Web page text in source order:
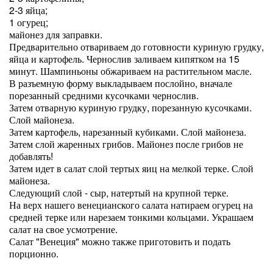
2-3 яйца;
1 огурец;
майонез для заправки.
Предварительно отвариваем до готовности куриную грудку,
яйца и картофель. Чернослив заливаем кипятком на 15
минут. Шампиньоны обжариваем на растительном масле.
В разъемную форму выкладываем послойно, вначале
порезанный средними кусочками чернослив.
Затем отварную куриную грудку, порезанную кусочками.
Слой майонеза.
Затем картофель, нарезанный кубиками. Слой майонеза.
Затем слой жаренных грибов. Майонез после грибов не
добавлять!
Затем идет в салат слой тертых яиц на мелкой терке. Слой
майонеза.
Следующий слой - сыр, натертый на крупной терке.
На верх нашего венецианского салата натираем огурец на
средней терке или нарезаем тонкими кольцами. Украшаем
салат на свое усмотрение.
Салат "Венеция" можно также приготовить и подать
порционно.